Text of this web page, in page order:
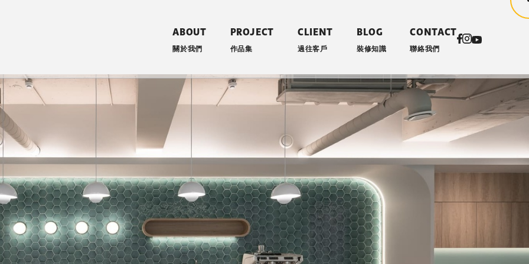
ABOUT
關於我們
PROJECT
作品集
CLIENT
過往客戶
BLOG
裝修知識
CONTACT
聯絡我們